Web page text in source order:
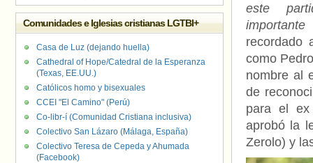
este
recordado
como
nombre al
de
para el ex
aprobó la
Zerolo) y
Comunidades e Iglesias cristianas LGTBI+
Casa de Luz (dejando huella)
Cathedral of Hope/Catedral de la Esperanza
(Texas, EE.UU.)
Católicos homo y bisexuales
CCEI "El Camino" (Perú)
Co-libr-í (Comunidad Cristiana inclusiva)
Colectivo San Lázaro (Málaga, España)
Colectivo Teresa de Cepeda y Ahumada
(Facebook)